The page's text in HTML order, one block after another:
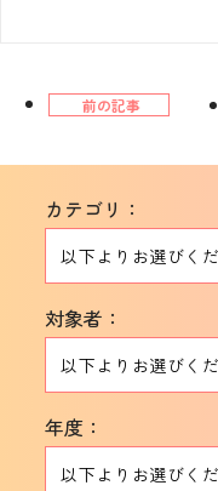
前の記事
カテゴリ：
対象者：
年度：